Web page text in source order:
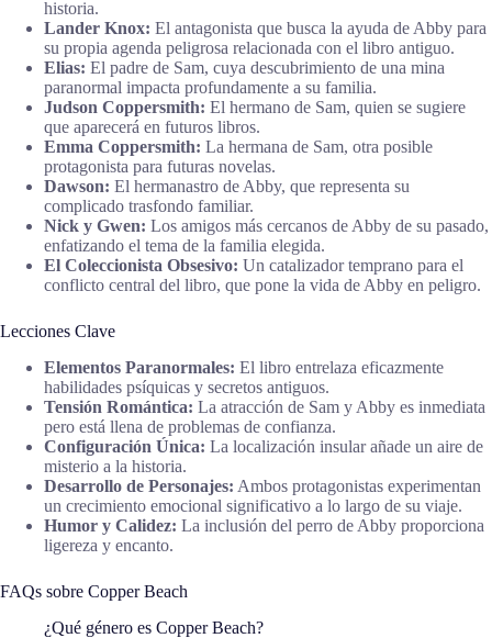
historia.
Lander Knox: El antagonista que busca la ayuda de Abby para
su propia agenda peligrosa relacionada con el libro antiguo.
Elias: El padre de Sam, cuya descubrimiento de una mina
paranormal impacta profundamente a su familia.
Judson Coppersmith: El hermano de Sam, quien se sugiere
que aparecerá en futuros libros.
Emma Coppersmith: La hermana de Sam, otra posible
protagonista para futuras novelas.
Dawson: El hermanastro de Abby, que representa su
complicado trasfondo familiar.
Nick y Gwen: Los amigos más cercanos de Abby de su pasado,
enfatizando el tema de la familia elegida.
El Coleccionista Obsesivo: Un catalizador temprano para el
conflicto central del libro, que pone la vida de Abby en peligro.
Lecciones Clave
Elementos Paranormales: El libro entrelaza eficazmente
habilidades psíquicas y secretos antiguos.
Tensión Romántica: La atracción de Sam y Abby es inmediata
pero está llena de problemas de confianza.
Configuración Única: La localización insular añade un aire de
misterio a la historia.
Desarrollo de Personajes: Ambos protagonistas experimentan
un crecimiento emocional significativo a lo largo de su viaje.
Humor y Calidez: La inclusión del perro de Abby proporciona
ligereza y encanto.
FAQs sobre Copper Beach
¿Qué género es Copper Beach?